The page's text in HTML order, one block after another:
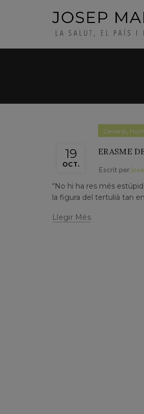
19
OCT.
General,
ERASME
Escrit per
“No hi ha res més
la figura del tertulià tan
Llegir Més